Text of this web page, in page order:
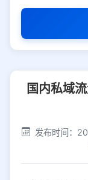
访问密码
社交
选择防红平台类型
平台设置
国内私域
发布时间：